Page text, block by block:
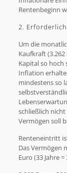
Rentenbeginn
2.
Um die
Kaufkraft
Kapital so hoch
Inflation
mindestens so
schließlich
Vermögen soll
Renteneintritt
Das Vermögen
Euro (33 Jahre